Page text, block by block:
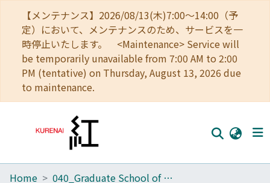
【メンテナンス】2026/08/13(木)7:00～14:00（予
定）において、メンテナンスのため、サービスを一
時停止いたします。 <Maintenance> Service will
be temporarily unavailable from 7:00 AM to 2:00
PM (tentative) on Thursday, August 13, 2026 due
to maintenance.
Home
Home
040_Graduate School of Economics